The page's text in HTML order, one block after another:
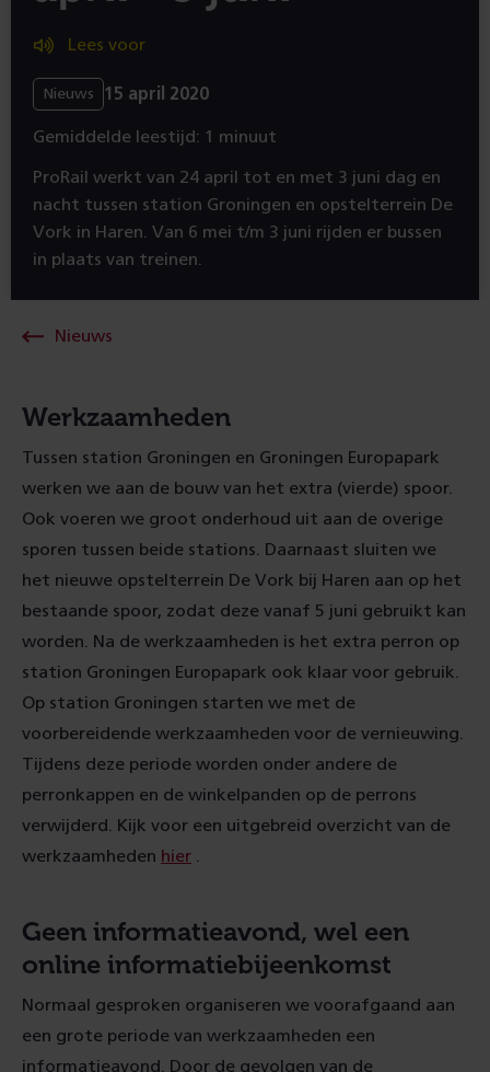
Lees voor
Nieuws 15 april 2020
Gemiddelde leestijd: 1 minuut
ProRail werkt van 24 april tot en met 3 juni dag en
nacht tussen station Groningen en opstelterrein De
Vork in Haren. Van 6 mei t/m 3 juni rijden er bussen
in plaats van treinen.
Nieuws
Werkzaamheden
Tussen station Groningen en Groningen Europapark
werken we aan de bouw van het extra (vierde) spoor.
Ook voeren we groot onderhoud uit aan de overige
sporen tussen beide stations. Daarnaast sluiten we
het nieuwe opstelterrein De Vork bij Haren aan op het
bestaande spoor, zodat deze vanaf 5 juni gebruikt kan
worden. Na de werkzaamheden is het extra perron op
station Groningen Europapark ook klaar voor gebruik.
Op station Groningen starten we met de
voorbereidende werkzaamheden voor de vernieuwing.
Tijdens deze periode worden onder andere de
perronkappen en de winkelpanden op de perrons
verwijderd. Kijk voor een uitgebreid overzicht van de
werkzaamheden hier
Geen informatieavond, wel een
online informatiebijeenkomst
Normaal gesproken organiseren we voorafgaand aan
een grote periode van werkzaamheden een
informatieavond. Door de gevolgen van de